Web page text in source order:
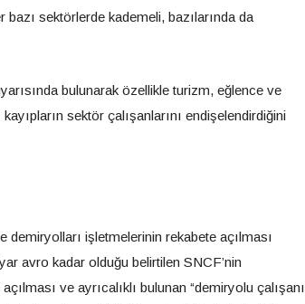
sektörlerde kademeli, bazılarında da
bulunarak özellikle turizm, eğlence ve
sektör çalışanlarını endişelendirdiğini
işletmelerinin rekabete açılması
avro kadar olduğu belirtilen SNCF’nin
ve ayrıcalıklı bulunan “demiryolu çalışanı